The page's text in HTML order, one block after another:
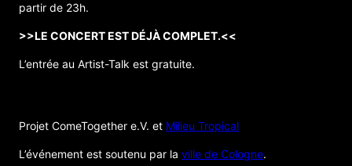
partir de 23h.
>>LE CONCERT EST DÉJÀ COMPLET.<<
L’entrée au Artist-Talk est gratuite.
Projet ComeTogether e.V. et Milieu Tropical
L’événement est soutenu par la ville de Cologne.